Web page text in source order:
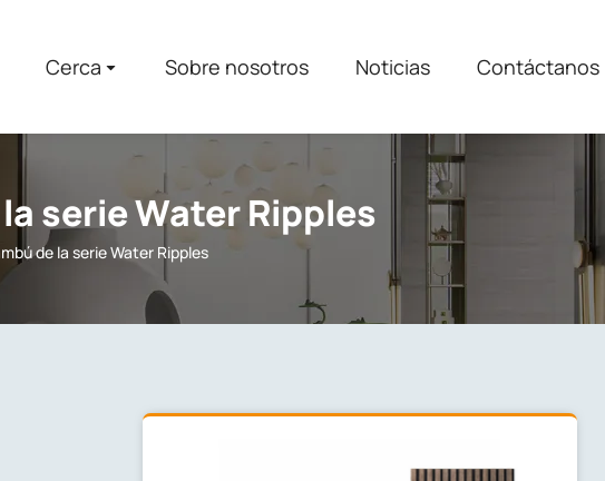
Cerca Sobre nosotros Noticias Contáctanos
serie Water Ripples
de la serie Water Ripples